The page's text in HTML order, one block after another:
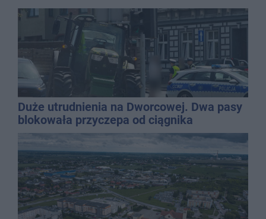
Duże utrudnienia na Dworcowej. Dwa pasy
blokowała przyczepa od ciągnika